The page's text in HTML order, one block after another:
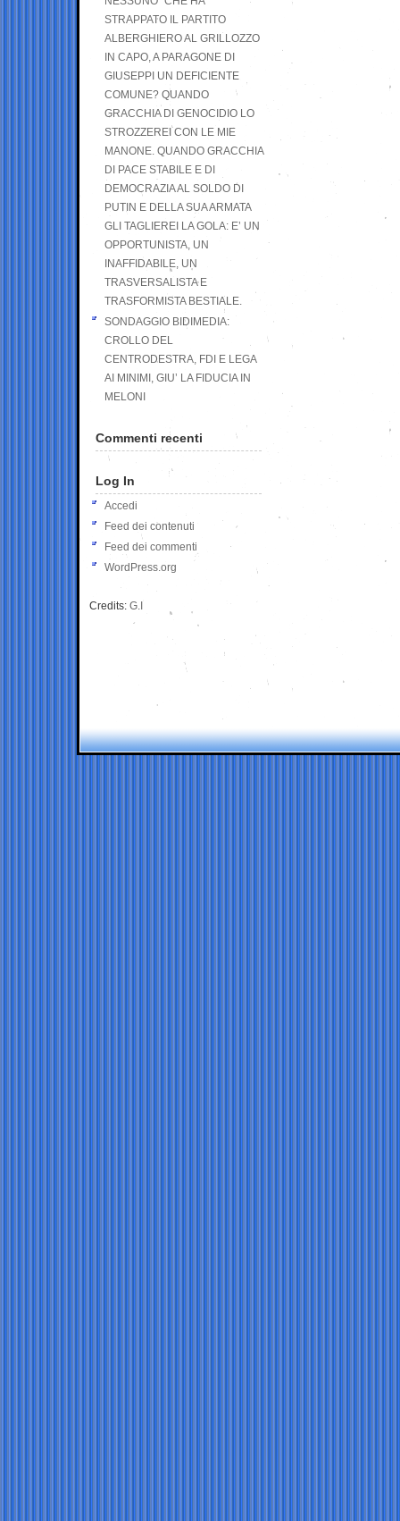
STRAPPATO IL PARTITO
ALBERGHIERO AL GRILLOZZO
IN CAPO, A PARAGONE DI
GIUSEPPI UN DEFICIENTE
COMUNE? QUANDO
GRACCHIA DI GENOCIDIO LO
STROZZEREI CON LE MIE
MANONE. QUANDO GRACCHIA
DI PACE STABILE E DI
DEMOCRAZIA AL SOLDO DI
PUTIN E DELLA SUA ARMATA
GLI TAGLIEREI LA GOLA: E’ UN
OPPORTUNISTA, UN
INAFFIDABILE, UN
TRASVERSALISTA E
TRASFORMISTA BESTIALE.
SONDAGGIO BIDIMEDIA:
CROLLO DEL
CENTRODESTRA, FDI E LEGA
AI MINIMI, GIU’ LA FIDUCIA IN
MELONI
Commenti recenti
Log In
Accedi
Feed dei contenuti
Feed dei commenti
WordPress.org
Credits: G.I